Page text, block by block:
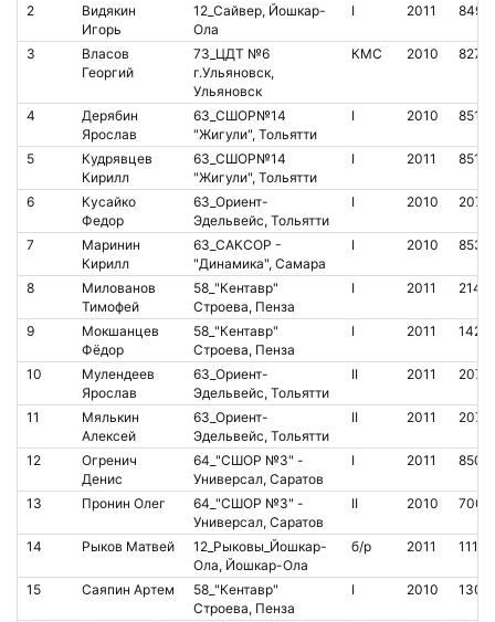
2
Видякин
Игорь
12_Сайвер, Йошкар-
Ола
I 2011
3
Власов
Георгий
73_ЦДТ №6
г.Ульяновск,
Ульяновск
КМС 2010
4
Дерябин
Ярослав
63_СШОР№14
"Жигули", Тольятти
I 2010
5
Кудрявцев
Кирилл
63_СШОР№14
"Жигули", Тольятти
I 2011
6
Кусайко
Федор
63_Ориент-
Эдельвейс, Тольятти
I 2010
7
Маринин
Кирилл
63_САКСОР -
"Динамика", Самара
I 2010
8
Милованов
Тимофей
58_"Кентавр"
Строева, Пенза
I 2011
9
Мокшанцев
Фёдор
58_"Кентавр"
Строева, Пенза
I 2011
10
Мулендеев
Ярослав
63_Ориент-
Эдельвейс, Тольятти
II 2011
11
Мялькин
Алексей
63_Ориент-
Эдельвейс, Тольятти
II 2011
12
Огренич
Денис
64_"СШОР №3" -
Универсал, Саратов
I 2011
13 Пронин Олег
64_"СШОР №3" -
Универсал, Саратов
II 2010
14 Рыков Матвей
12_Рыковы_Йошкар-
Ола, Йошкар-Ола
б/р 2011
15 Саяпин Артем
58_"Кентавр"
Строева, Пенза
I 2010